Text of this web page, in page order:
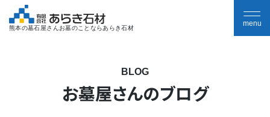
熊本の墓石屋さんお墓のことならあらき石材
BLOG
お墓屋さんのブログ